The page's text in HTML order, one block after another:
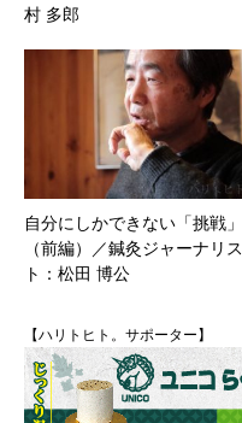
村 多郎
自分にしかできない「挑戦」
（前編）／鍼灸ジャーナリス
ト：松田 博公
【ハリトヒト。サポーター】